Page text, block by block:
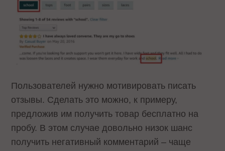
Пользователей нужно мотивировать писать
отзывы. Сделать это можно, к примеру,
предложив им получить товар бесплатно на
пробу. В этом случае довольно низок шанс
получить негативный комментарий – чаще